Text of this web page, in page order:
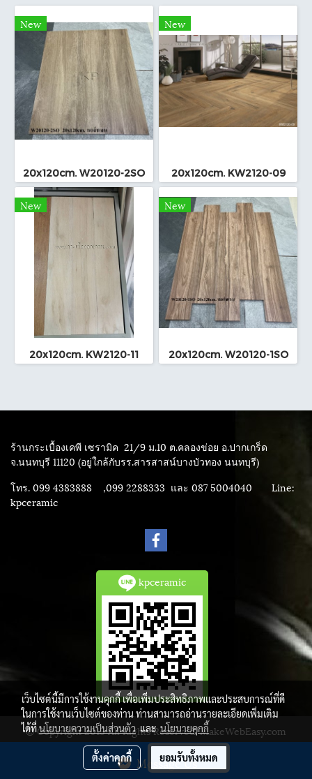
Message Us
New
20x120cm. W20120-2SO
New
20x120cm. KW2120-09
New
20x120cm. KW2120-11
New
20x120cm. W20120-1SO
ร้านกระเบื้องเคพี เซรามิค 21/9 ม.10 ต.คลองข่อย อ.ปากเกร็ด
จ.นนทบุรี 11120 (อยู่ใกล้กับรร.สารสาสน์บางบัวทอง นนทบุรี)
โทร. 099 4383888 ,099 2288333 และ 087 5004040 Line:
kpceramic
kpceramic
© Copyright 2015 All Rights Reserved. MakeWebEasy.com
ผู้เข้าชมวันนี้ 1,172
เว็บไซต์นี้มีการใช้งานคุกกี้ เพื่อเพิ่มประสิทธิภาพและประสบการณ์ที่ดี
ในการใช้งานเว็บไซต์ของท่าน ท่านสามารถอ่านรายละเอียดเพิ่มเติม
ได้ที่นโยบายความเป็นส่วนตัวและนโยบายคุกกี้
ตั้งค่าคุกกี้ ยอมรับทั้งหมด